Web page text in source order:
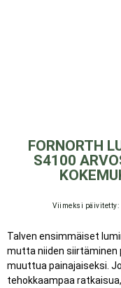
FORNORTH
S4100
Viimeksi päivitetty:
Talven ensimmäiset
mutta niiden siirtäminen
muuttua painajaiseksi.
tehokkaampaa ratkaisua,